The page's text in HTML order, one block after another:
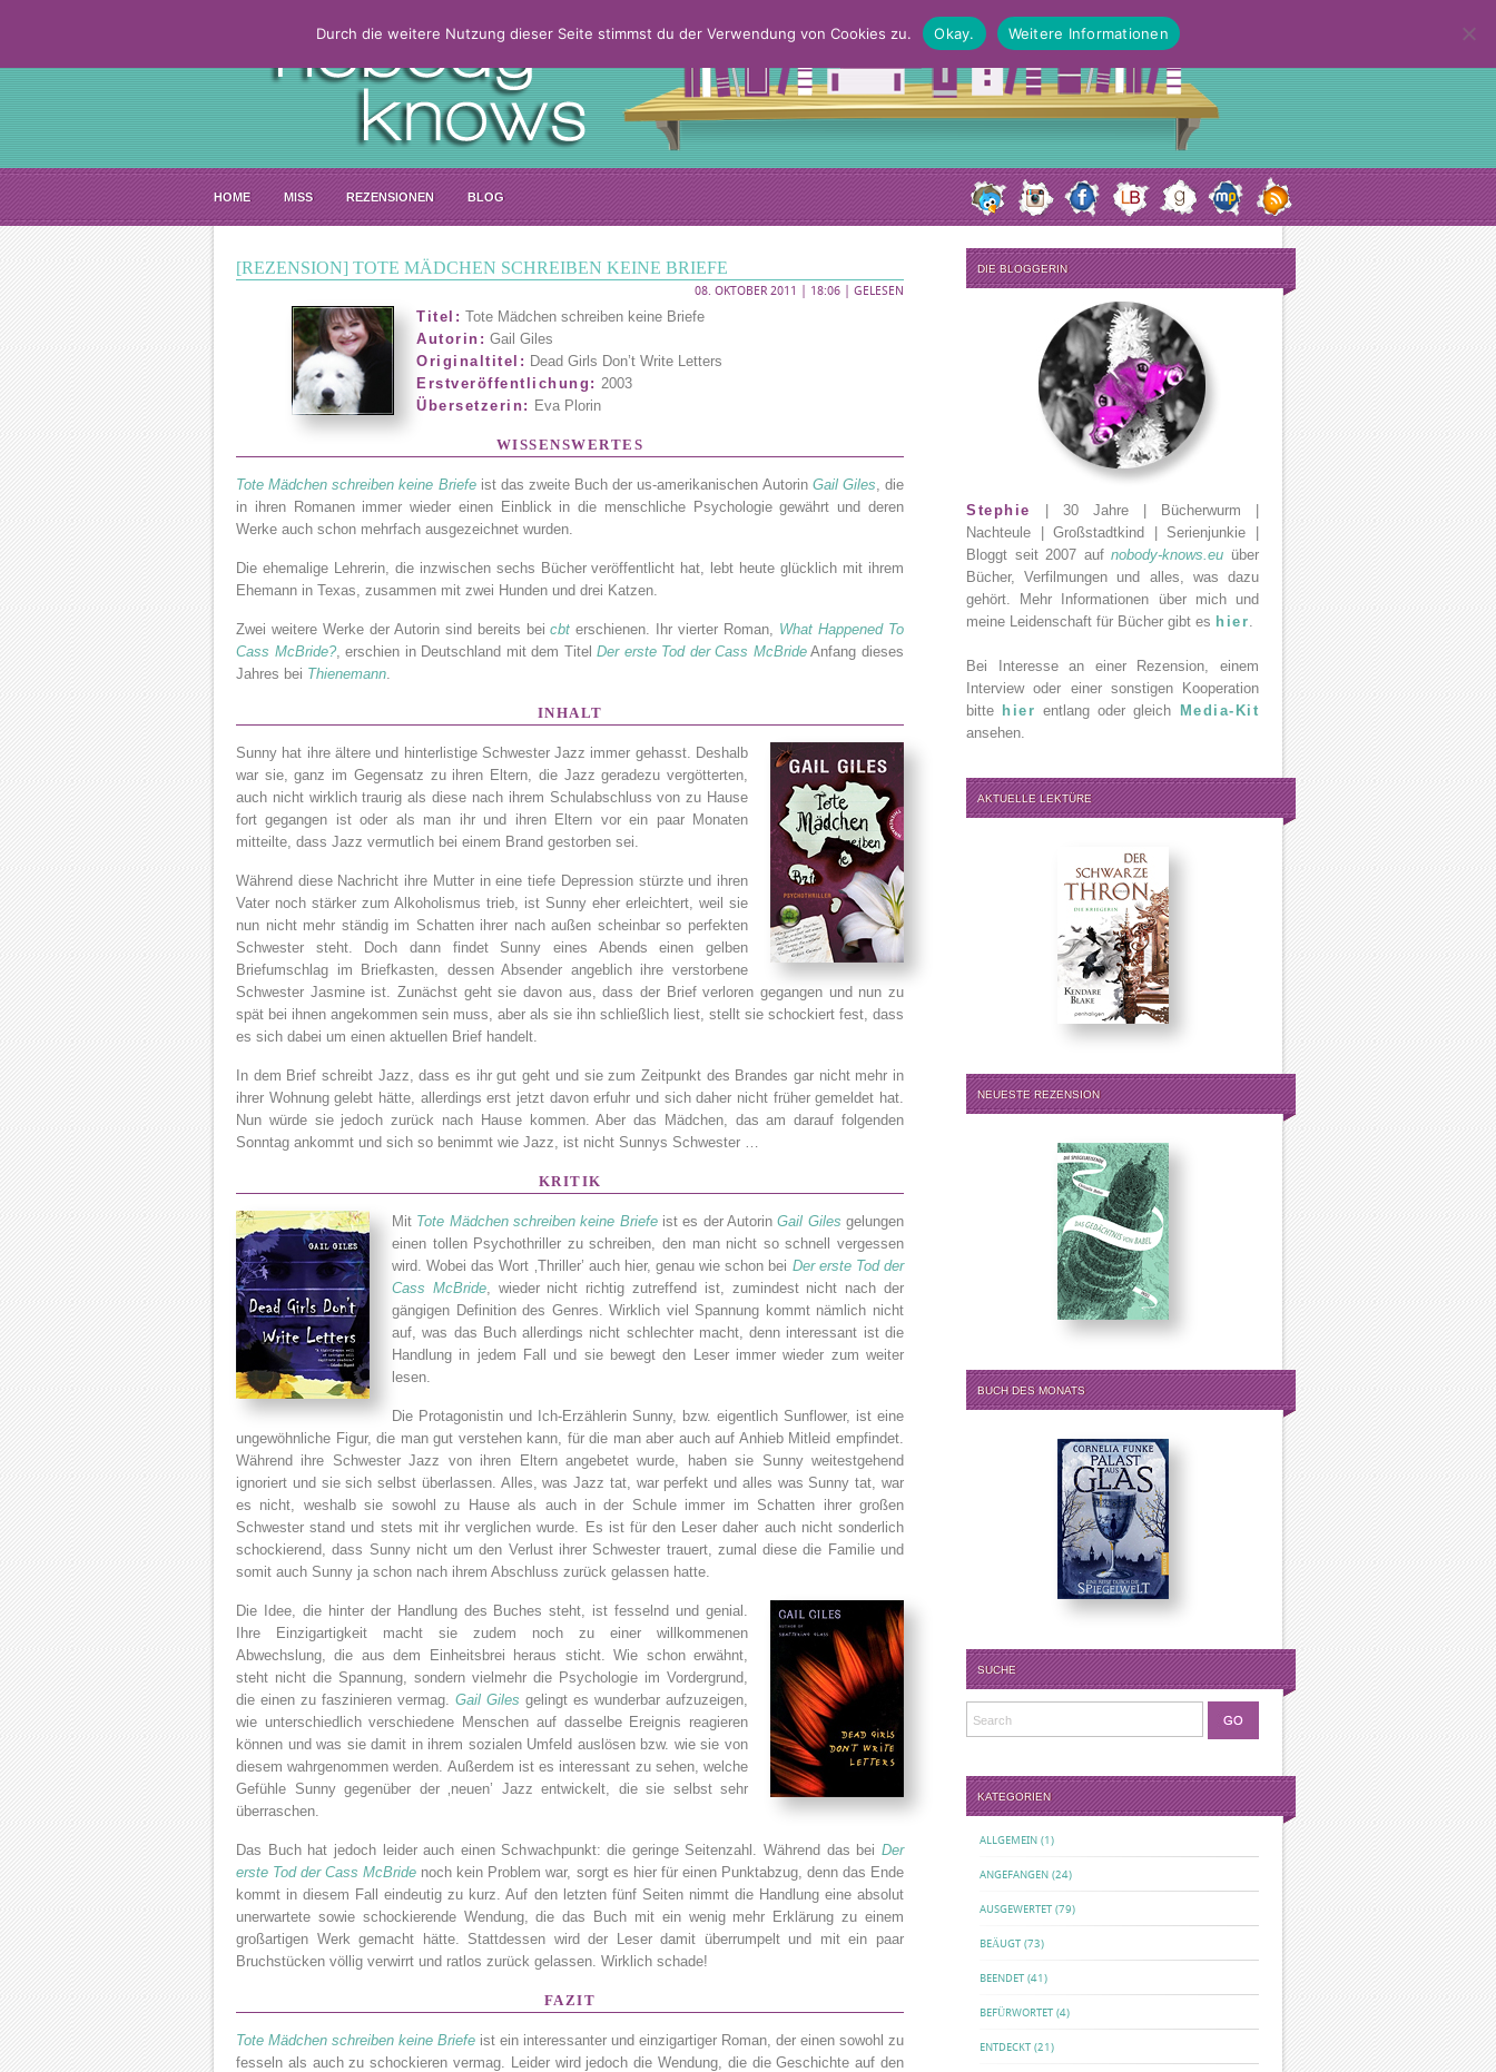
HOME MISS REZENSIONEN BLOG
[REZENSION] TOTE MÄDCHEN SCHREIBEN KEINE BRIEFE
08. OKTOBER 2011 | 18:06 | GELESEN
Titel: Tote Mädchen schreiben keine Briefe
Autorin: Gail Giles
Originaltitel: Dead Girls Don’t Write Letters
Erstveröffentlichung: 2003
Übersetzerin: Eva Plorin
WISSENSWERTES
Tote Mädchen schreiben keine Briefeist das zweite Buch der us-amerikanischen Autorin Gail Giles, die
in ihren Romanen immer wieder einen Einblick in die menschliche Psychologie gewährt und deren
Werke auch schon mehrfach ausgezeichnet wurden.
Die ehemalige Lehrerin, die inzwischen sechs Bücher veröffentlicht hat, lebt heute glücklich mit ihrem
Ehemann in Texas, zusammen mit zwei Hunden und drei Katzen.
Zwei weitere Werke der Autorin sind bereits beicbt erschienen. Ihr vierter Roman, What Happened To
Cass McBride?, erschien in Deutschland mit dem TitelDer erste Tod der Cass McBrideAnfang dieses
Jahres bei Thienemann.
INHALT
Sunny hat ihre ältere und hinterlistige Schwester Jazz immer gehasst. Deshalb
war sie, ganz im Gegensatz zu ihren Eltern, die Jazz geradezu vergötterten,
auch nicht wirklich traurig als diese nach ihrem Schulabschluss von zu Hause
fort gegangen ist oder als man ihr und ihren Eltern vor ein paar Monaten
mitteilte, dass Jazz vermutlich bei einem Brand gestorben sei.
Während diese Nachricht ihre Mutter in eine tiefe Depression stürzte und ihren
Vater noch stärker zum Alkoholismus trieb, ist Sunny eher erleichtert, weil sie
nun nicht mehr ständig im Schatten ihrer nach außen scheinbar so perfekten
Schwester steht. Doch dann findet Sunny eines Abends einen gelben
Briefumschlag im Briefkasten, dessen Absender angeblich ihre verstorbene
Schwester Jasmine ist. Zunächst geht sie davon aus, dass der Brief verloren gegangen und nun zu
spät bei ihnen angekommen sein muss, aber als sie ihn schließlich liest, stellt sie schockiert fest, dass
es sich dabei um einen aktuellen Brief handelt.
In dem Brief schreibt Jazz, dass es ihr gut geht und sie zum Zeitpunkt des Brandes gar nicht mehr in
ihrer Wohnung gelebt hätte, allerdings erst jetzt davon erfuhr und sich daher nicht früher gemeldet hat.
Nun würde sie jedoch zurück nach Hause kommen. Aber das Mädchen, das am darauf folgenden
Sonntag ankommt und sich so benimmt wie Jazz, ist nicht Sunnys Schwester …
KRITIK
Mit Tote Mädchen schreiben keine Briefeist es der AutorinGail Giles gelungen
einen tollen Psychothriller zu schreiben, den man nicht so schnell vergessen
wird. Wobei das Wort ‚Thriller’ auch hier, genau wie schon bei Der erste Tod der
Cass McBride, wieder nicht richtig zutreffend ist, zumindest nicht nach der
gängigen Definition des Genres. Wirklich viel Spannung kommt nämlich nicht
auf, was das Buch allerdings nicht schlechter macht, denn interessant ist die
Handlung in jedem Fall und sie bewegt den Leser immer wieder zum weiter
lesen.
Die Protagonistin und Ich-Erzählerin Sunny, bzw. eigentlich Sunflower, ist eine
ungewöhnliche Figur, die man gut verstehen kann, für die man aber auch auf Anhieb Mitleid empfindet.
Während ihre Schwester Jazz von ihren Eltern angebetet wurde, haben sie Sunny weitestgehend
ignoriert und sie sich selbst überlassen. Alles, was Jazz tat, war perfekt und alles was Sunny tat, war
es nicht, weshalb sie sowohl zu Hause als auch in der Schule immer im Schatten ihrer großen
Schwester stand und stets mit ihr verglichen wurde. Es ist für den Leser daher auch nicht sonderlich
schockierend, dass Sunny nicht um den Verlust ihrer Schwester trauert, zumal diese die Familie und
somit auch Sunny ja schon nach ihrem Abschluss zurück gelassen hatte.
Die Idee, die hinter der Handlung des Buches steht, ist fesselnd und genial.
Ihre Einzigartigkeit macht sie zudem noch zu einer willkommenen
Abwechslung, die aus dem Einheitsbrei heraus sticht. Wie schon erwähnt,
steht nicht die Spannung, sondern vielmehr die Psychologie im Vordergrund,
die einen zu faszinieren vermag. Gail Giles gelingt es wunderbar aufzuzeigen,
wie unterschiedlich verschiedene Menschen auf dasselbe Ereignis reagieren
können und was sie damit in ihrem sozialen Umfeld auslösen bzw. wie sie von
diesem wahrgenommen werden. Außerdem ist es interessant zu sehen, welche
Gefühle Sunny gegenüber der ‚neuen’ Jazz entwickelt, die sie selbst sehr
überraschen.
Das Buch hat jedoch leider auch einen Schwachpunkt: die geringe Seitenzahl. Während das bei Der
erste Tod der Cass McBride noch kein Problem war, sorgt es hier für einen Punktabzug, denn das Ende
kommt in diesem Fall eindeutig zu kurz. Auf den letzten fünf Seiten nimmt die Handlung eine absolut
unerwartete sowie schockierende Wendung, die das Buch mit ein wenig mehr Erklärung zu einem
großartigen Werk gemacht hätte. Stattdessen wird der Leser damit überrumpelt und mit ein paar
Bruchstücken völlig verwirrt und ratlos zurück gelassen. Wirklich schade!
FAZIT
Tote Mädchen schreiben keine Briefe ist ein interessanter und einzigartiger Roman, der einen sowohl zu
fesseln als auch zu schockieren vermag. Leider wird jedoch die Wendung, die die Geschichte auf den
DIE BLOGGERIN
Stephie | 30 Jahre | Bücherwurm |
Nachteule | Großstadtkind | Serienjunkie |
Bloggt seit 2007 aufnobody-knows.eu über
Bücher, Verfilmungen und alles, was dazu
gehört. Mehr Informationen über mich und
meine Leidenschaft für Bücher gibt es hier.
Bei Interesse an einer Rezension, einem
Interview oder einer sonstigen Kooperation
bitte hier entlang oder gleich
Media-Kit
ansehen.
AKTUELLE LEKTÜRE
NEUESTE REZENSION
BUCH DES MONATS
SUCHE
KATEGORIEN
ALLGEMEIN (1)
ANGEFANGEN (24)
AUSGEWERTET (79)
BEÄUGT (73)
BEENDET (41)
BEFÜRWORTET (4)
ENTDECKT (21)
Durch die weitere Nutzung dieser Seite stimmst du der Verwendung von Cookies zu. Okay. Weitere Informationen